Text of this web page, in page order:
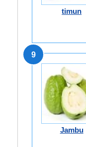
timun
9
Jambu